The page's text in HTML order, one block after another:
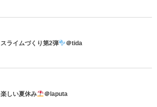
スライムづくり第2弾 ＠tida
楽しい夏休み ＠laputa